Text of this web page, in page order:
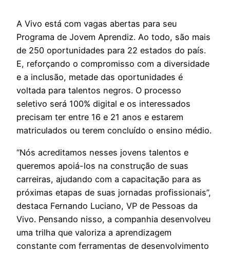
A Vivo está com vagas abertas para seu
Programa de Jovem Aprendiz. Ao todo, são mais
de 250 oportunidades para 22 estados do país.
E, reforçando o compromisso com a diversidade
e a inclusão, metade das oportunidades é
voltada para talentos negros. O processo
seletivo será 100% digital e os interessados
precisam ter entre 16 e 21 anos e estarem
matriculados ou terem concluído o ensino médio.
“Nós acreditamos nesses jovens talentos e
queremos apoiá-los na construção de suas
carreiras, ajudando com a capacitação para as
próximas etapas de suas jornadas profissionais”,
destaca Fernando Luciano, VP de Pessoas da
Vivo. Pensando nisso, a companhia desenvolveu
uma trilha que valoriza a aprendizagem
constante com ferramentas de desenvolvimento